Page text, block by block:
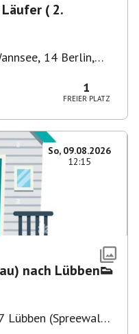
( 2.
14 Berlin,
1
FREIER PLATZ
So, 09.08.2026
12:15
nach Lübben👟
Lübben (Spreewald),